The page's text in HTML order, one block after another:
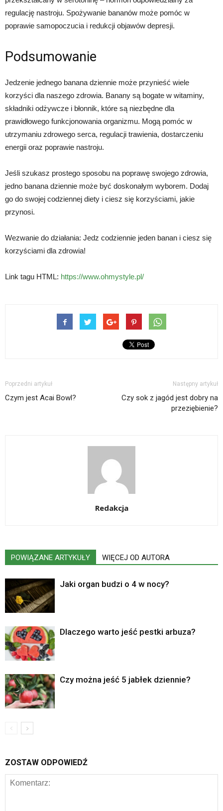
regulację nastroju. Spożywanie bananów może pomóc w
poprawie samopoczucia i redukcji objawów depresji.
Podsumowanie
Jedzenie jednego banana dziennie może przynieść wiele
korzyści dla naszego zdrowia. Banany są bogate w witaminy,
składniki odżywcze i błonnik, które są niezbędne dla
prawidłowego funkcjonowania organizmu. Mogą pomóc w
utrzymaniu zdrowego serca, regulacji trawienia, dostarczeniu
energii oraz poprawie nastroju.
Jeśli szukasz prostego sposobu na poprawę swojego zdrowia,
jedno banana dziennie może być doskonałym wyborem. Dodaj
go do swojej codziennej diety i ciesz się korzyściami, jakie
przynosi.
Wezwanie do działania: Jedz codziennie jeden banan i ciesz się
korzyściami dla zdrowia!
Link tagu HTML: https://www.ohmystyle.pl/
Poprzedni artykuł
Czym jest Acai Bowl?
Następny artykuł
Czy sok z jagód jest dobry na
przeziębienie?
Redakcja
POWIĄZANE ARTYKUŁY WIĘCEJ OD AUTORA
Jaki organ budzi o 4 w nocy?
Dlaczego warto jeść pestki arbuza?
Czy można jeść 5 jabłek dziennie?
ZOSTAW ODPOWIEDŹ